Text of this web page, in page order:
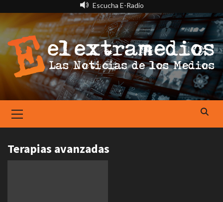
contenido
Escucha E-Radio
Menu
Terapias avanzadas